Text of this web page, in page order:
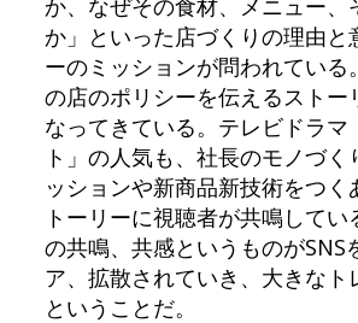
か」といった店づくりの理由と
ーのミッションが問われている
の店のポリシーを伝えるストー
なってきている。テレビドラマ
ト」の人気も、社長のモノづく
ッションや新商品新技術をつく
トーリーに視聴者が共鳴してい
の共鳴、共感というものがSNS
ア、拡散されていき、大きなト
ということだ。